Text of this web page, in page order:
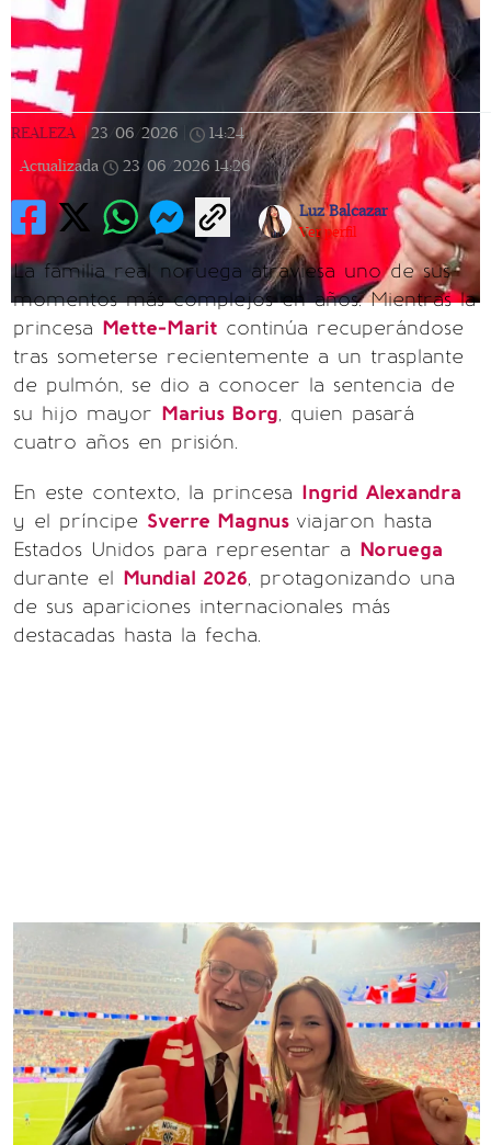
REALEZA | 23/06/2026 14:24 |
Actualizada
23/06/2026 14:26
Luz Balcazar
Ver perfil
La familia real noruega atraviesa uno de sus
momentos más complejos en años. Mientras la
princesa Mette-Marit continúa recuperándose
tras someterse recientemente a un trasplante
de pulmón, se dio a conocer la sentencia de
su hijo mayor Marius Borg, quien pasará
cuatro años en prisión.
En este contexto, la princesa Ingrid Alexandra
y el príncipe Sverre Magnus viajaron hasta
Estados Unidos para representar a Noruega
durante el Mundial 2026, protagonizando una
de sus apariciones internacionales más
destacadas hasta la fecha.